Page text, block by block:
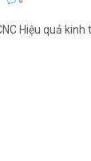
Hiệu quả kinh